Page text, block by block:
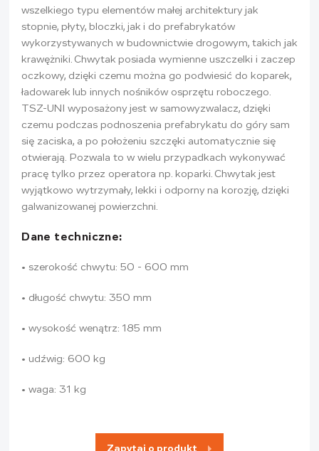
wszelkiego typu elementów małej architektury jak
stopnie, płyty, bloczki, jak i do prefabrykatów
wykorzystywanych w budownictwie drogowym, takich jak
krawężniki. Chwytak posiada wymienne uszczelki i zaczep
oczkowy, dzięki czemu można go podwiesić do koparek,
ładowarek lub innych nośników osprzętu roboczego.
TSZ-UNI wyposażony jest w samowyzwalacz, dzięki
czemu podczas podnoszenia prefabrykatu do góry sam
się zaciska, a po położeniu szczęki automatycznie się
otwierają. Pozwala to w wielu przypadkach wykonywać
pracę tylko przez operatora np. koparki. Chwytak jest
wyjątkowo wytrzymały, lekki i odporny na korozję, dzięki
galwanizowanej powierzchni.
Dane techniczne:
• szerokość chwytu: 50 - 600 mm
• długość chwytu: 350 mm
• wysokość wenątrz: 185 mm
• udźwig: 600 kg
• waga: 31 kg
Zapytaj o produkt